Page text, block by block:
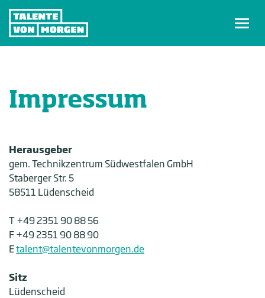
Zum
Inhalt
springen
Impressum
Herausgeber
gem. Technikzentrum Südwestfalen GmbH
Staberger Str. 5
58511 Lüdenscheid
T +49 2351 90 88 56
F +49 2351 90 88 90
Etalent@talentevonmorgen.de
Sitz
Lüdenscheid